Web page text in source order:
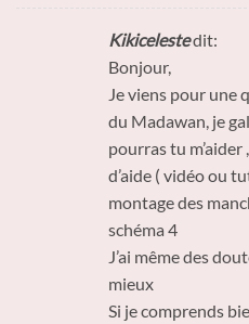
Kikicelestedit:
Bonjour,
Je viens pour une
du Madawan, je
pourras tu
d’aide ( vidéo ou
montage des
schéma 4
J’ai même des
mieux
Si je comprends